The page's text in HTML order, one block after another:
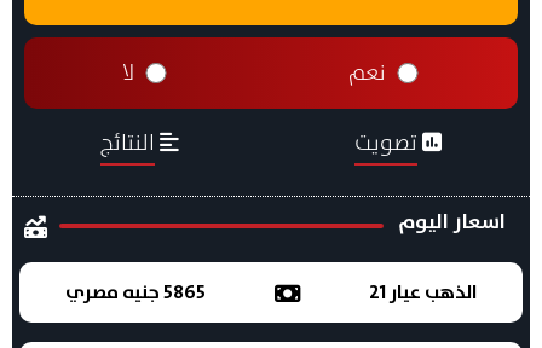
نعم لا
تصويت النتائج
اسعار اليوم
الذهب عيار 21 5865 جنيه مصري